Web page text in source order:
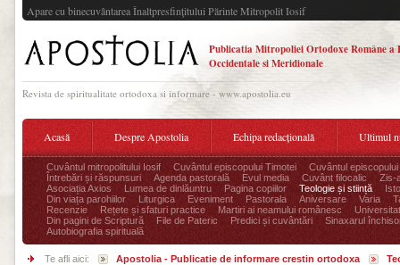
Apare cu binecuvântarea Înaltpresfinţitului Părinte Mitropolit Iosif
Publicatia Mitropoliei Ortodoxe Române a
Occidentale si Meridionale
Revista de spiritualitate ortodoxa si informare - www.apostolia.eu
Acasă Despre Apostolia Echipa redacțională Ultimul
Cuvântul mitropolitului Iosif Cuvântul episcopului Timotei
Cuvântul episcopului
Întrebări și răspunsuri
Agenda pastorală Evul media Cuvânt filocalic
Zis-
Asociația Axios
Lumea de dinlăuntru Pagina copiilor Teologie și stiință
Din viața parohiilor
Liturgica Eveniment Pastorala Aniversare Varia
Recenzie
Rețete și sfaturi practice Martiri ai neamului românesc
Din pagini de Scriptură
File de Pateric Predici și cuvântări
Sinaxarul
Autobiografia spirituală
Te afli aici: Apostolia - Publicatie de informare crestin ortodoxa